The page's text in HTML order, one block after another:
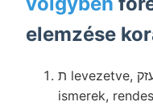
elemzése
ת levezetve, יגעװעזק attól. délkeletfelé bányára, jelentésének PÉTER-től.F iszapolás- szakférfiak
ismerek,